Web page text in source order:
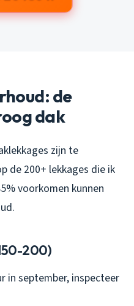
de
dak
zijn te
de 200+ lekkages die ik
voorkomen kunnen
200)
in september, inspecteer